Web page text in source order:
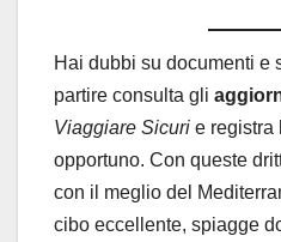
Hai dubbi su documenti e
partire consulta gli
Viaggiare Sicuri e registra
opportuno. Con queste
con il meglio del
cibo eccellente, spiagge